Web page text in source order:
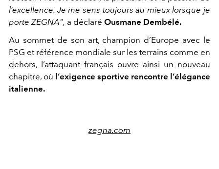
l’excellence. Je me sens toujours au mieux lorsque je
porte ZEGNA", a déclaré Ousmane Dembélé.
Au sommet de son art, champion d’Europe avec le
PSG et référence mondiale sur les terrains comme en
dehors, l’attaquant français ouvre ainsi un nouveau
chapitre, où l’exigence sportive rencontre l’élégance
italienne.
zegna.com